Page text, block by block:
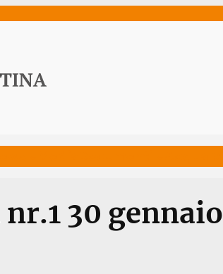
30 gennaio